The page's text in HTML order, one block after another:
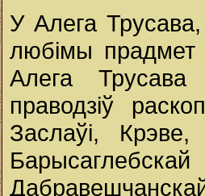
У Алега
любімы прадмет
Алега
праводзіў
Заслаўі,